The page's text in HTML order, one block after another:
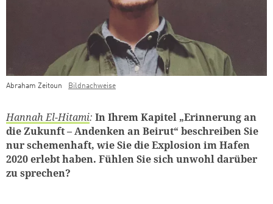
Abraham Zeitoun
Bildnachweise
Hannah El-Hitami: In Ihrem Kapitel „Erinnerung an
die Zukunft – Andenken an Beirut“ beschreiben Sie
nur schemenhaft, wie Sie die Explosion im Hafen
2020 erlebt haben. Fühlen Sie sich unwohl darüber
zu sprechen?